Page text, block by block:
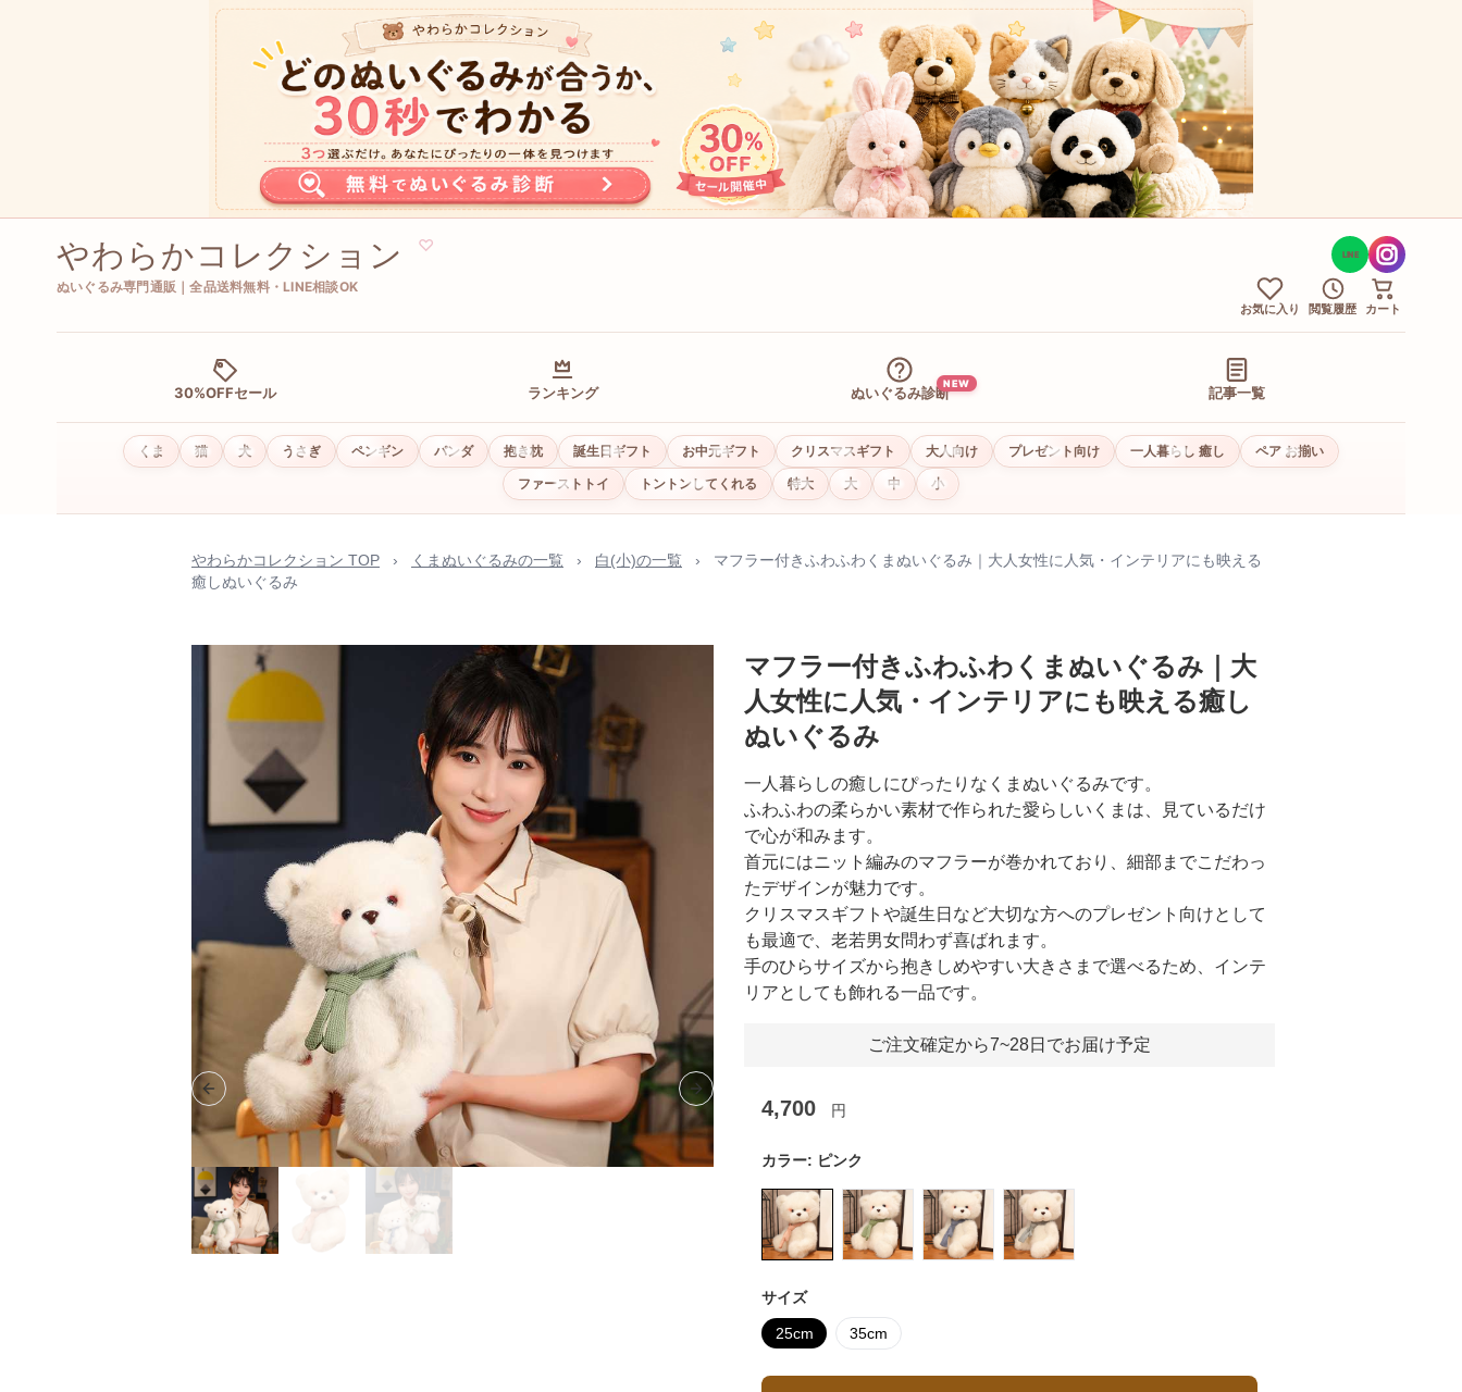
やわらかコレクション ♡
ぬいぐるみ専門通販｜全品送料無料・LINE相談OK
LINE
お気に入り 閲覧履歴 カート
30%OFFセール ランキング ぬいぐるみ診断
NEW
記事一覧
くま 猫 犬 うさぎ ペンギン パンダ 抱き枕 誕生日ギフト お中元ギフト クリスマスギフト 大人向け プレゼント向け 一人暮らし 癒し
ペア お揃い
ファーストトイ
トントンしてくれる 特大 大 中 小
やわらかコレクション TOP › くまぬいぐるみの一覧 › 白(小)の一覧 ›
マフラー付きふわふわくまぬいぐるみ｜大人女性に人気・インテリアにも映える
癒しぬいぐるみ
Previous slide Next slide
マフラー付きふわふわくまぬいぐるみ｜大
人女性に人気・インテリアにも映える癒し
ぬいぐるみ
一人暮らしの癒しにぴったりなくまぬいぐるみです。
ふわふわの柔らかい素材で作られた愛らしいくまは、見ているだけ
で心が和みます。
首元にはニット編みのマフラーが巻かれており、細部までこだわっ
たデザインが魅力です。
クリスマスギフトや誕生日など大切な方へのプレゼント向けとして
も最適で、老若男女問わず喜ばれます。
手のひらサイズから抱きしめやすい大きさまで選べるため、インテ
リアとしても飾れる一品です。
ご注文確定から7~28日でお届け予定
4,700 円
カラー: ピンク
サイズ
25cm 35cm